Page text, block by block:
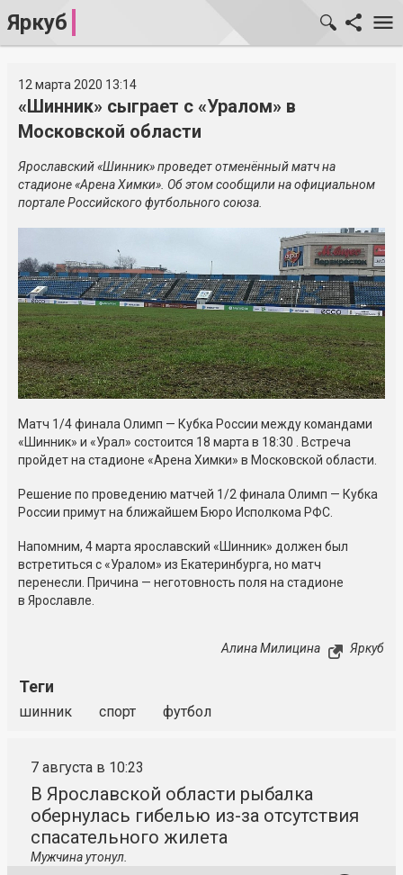
Яркуб
12 марта 2020 13:14
«Шинник» сыграет с «Уралом» в
Московской области
Ярославский «Шинник» проведет отменённый матч на
стадионе «Арена Химки». Об этом сообщили на официальном
портале Российского футбольного союза.
Матч 1/4 финала Олимп — Кубка России между командами
«Шинник» и «Урал» состоится 18 марта в 18:30 . Встреча
пройдет на стадионе «Арена Химки» в Московской области.
Решение по проведению матчей 1/2 финала Олимп — Кубка
России примут на ближайшем Бюро Исполкома РФС.
Напомним, 4 марта ярославский «Шинник» должен был
встретиться с «Уралом» из Екатеринбурга, но матч
перенесли. Причина — неготовность поля на стадионе
в Ярославле.
Алина Милицина Яркуб
Теги
шинник спорт футбол
7 августа в 10:23
В Ярославской области рыбалка
обернулась гибелью из-за отсутствия
спасательного жилета
Мужчина утонул.